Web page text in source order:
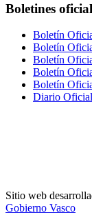
Boletines
Boletín
Boletín
Boletín
Boletín
Boletín
Diario
Sitio web
Gobierno Vasco